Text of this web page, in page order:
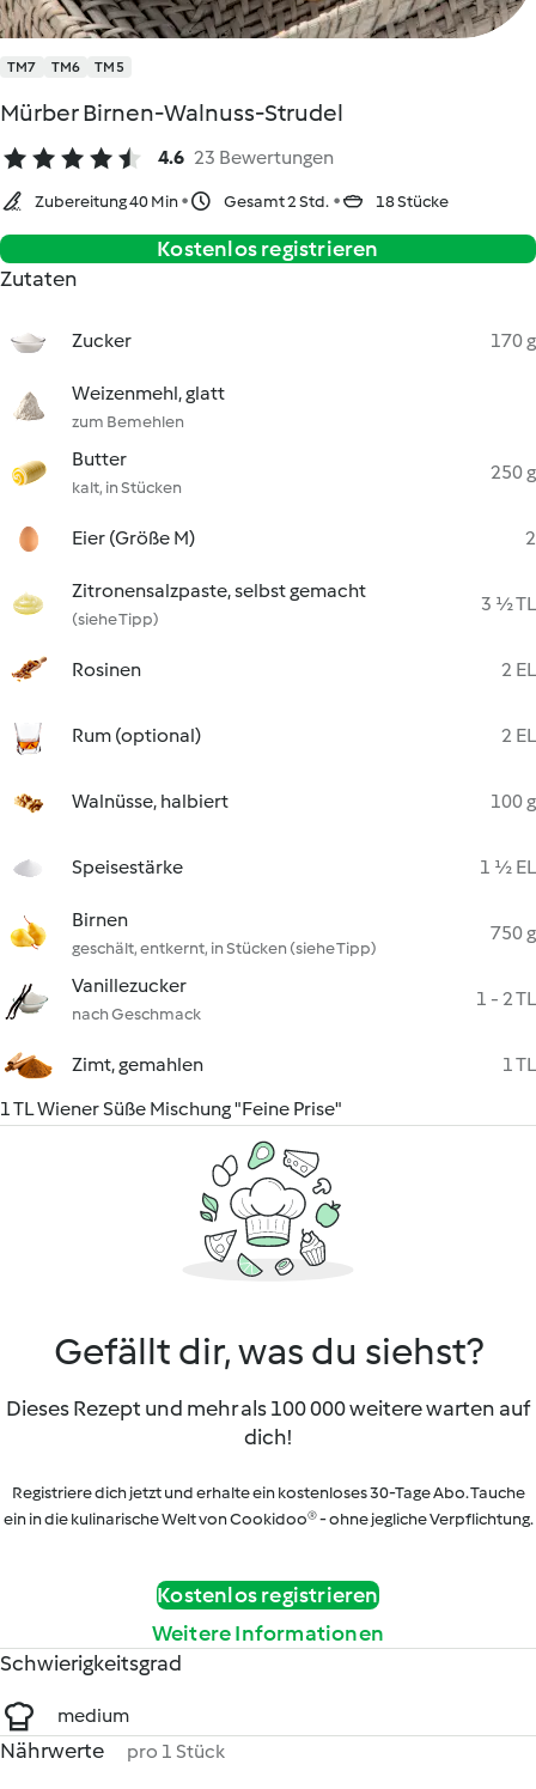
TM7 TM6 TM5
Mürber Birnen-Walnuss-Strudel
4.6 23 Bewertungen
Zubereitung 40 Min Gesamt 2 Std. 18 Stücke
Kostenlos registrieren
Zutaten
Zucker 170 g
Weizenmehl, glatt
zum Bemehlen
Butter
kalt, in Stücken
250 g
Eier (Größe M) 2
Zitronensalzpaste, selbst gemacht
(siehe Tipp)
3 ½ TL
Rosinen 2 EL
Rum (optional) 2 EL
Walnüsse, halbiert 100 g
Speisestärke 1 ½ EL
Birnen
geschält, entkernt, in Stücken (siehe Tipp)
750 g
Vanillezucker
nach Geschmack
1 - 2 TL
Zimt, gemahlen
1 TL
1 TL Wiener Süße Mischung "Feine Prise"
Gefällt dir, was du siehst?
Dieses Rezept und mehr als 100 000 weitere warten auf
dich!
Registriere dich jetzt und erhalte ein kostenloses 30-Tage Abo. Tauche
ein in die kulinarische Welt von Cookidoo® - ohne jegliche Verpflichtung.
Kostenlos registrieren
Weitere Informationen
Schwierigkeitsgrad
medium
Nährwerte pro 1 Stück